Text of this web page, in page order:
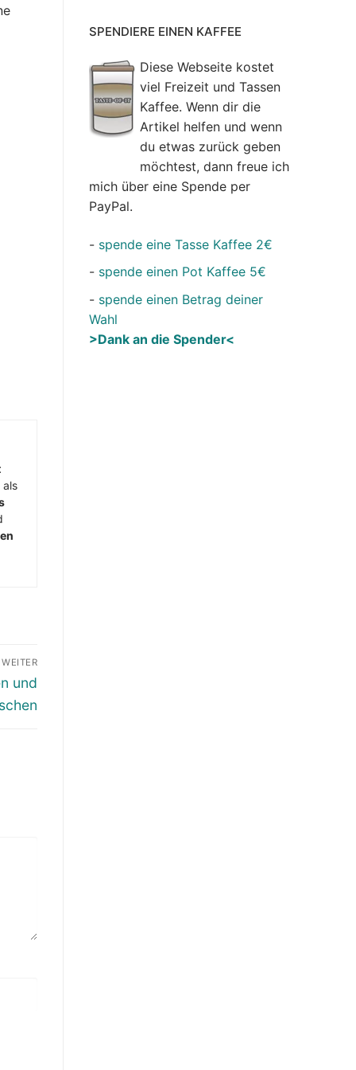
WEITER
und
SPENDIERE EINEN KAFFEE
Diese Webseite kostet
viel Freizeit und Tassen
Kaffee. Wenn dir die
Artikel helfen und wenn
du etwas zurück geben
möchtest, dann freue ich
mich über eine Spende per
PayPal.
- spende eine Tasse Kaffee 2€
- spende einen Pot Kaffee 5€
- spende einen Betrag deiner
Wahl
>Dank an die Spender<